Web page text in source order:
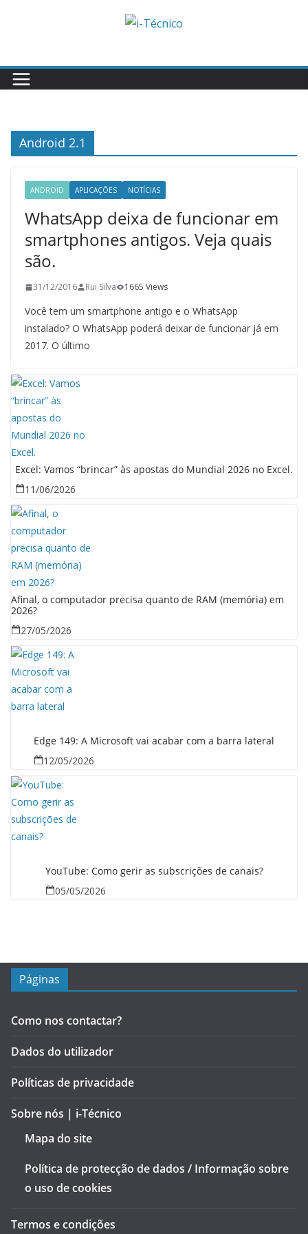
Android 2.1
ANDROID APLICAÇÕES NOTÍCIAS
WhatsApp deixa de funcionar em
smartphones antigos. Veja quais
são.
31/12/2016 Rui Silva 1665 Views
Você tem um smartphone antigo e o WhatsApp
instalado? O WhatsApp poderá deixar de funcionar já em
2017. O último
Excel: Vamos “brincar” às apostas do Mundial 2026 no Excel.
11/06/2026
Afinal, o computador precisa quanto de RAM (memória) em
2026?
27/05/2026
Edge 149: A Microsoft vai acabar com a barra lateral
12/05/2026
YouTube: Como gerir as subscrições de canais?
05/05/2026
Páginas
Como nos contactar?
Dados do utilizador
Políticas de privacidade
Sobre nós | i-Técnico
Mapa do site
Política de protecção de dados / Informação sobre
o uso de cookies
Termos e condições